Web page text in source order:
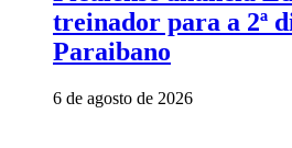
treinador para a 2ª
Paraibano
6 de agosto de 2026